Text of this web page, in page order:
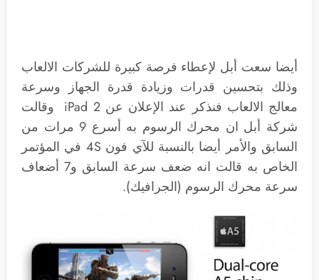
أيضا سعت أبل لإعطاء فرصة كبيرة للشركات الالعاب
وذلك بتحسين قدرات وزيادة قدرة الجهاز وسرعة
معالج الالعاب فنذكر عند الإعلان عن iPad 2 وقالت
شركة أبل ان محرك الرسوم به أسرع 9 مرات من
السابق والأمر أيضا بالنسبة للآي فون 4S في المؤتمر
الخاص به قالت انه ضعف سرعة السابق و7 أضعاف
سرعة محرك الرسوم (الجرافيك).